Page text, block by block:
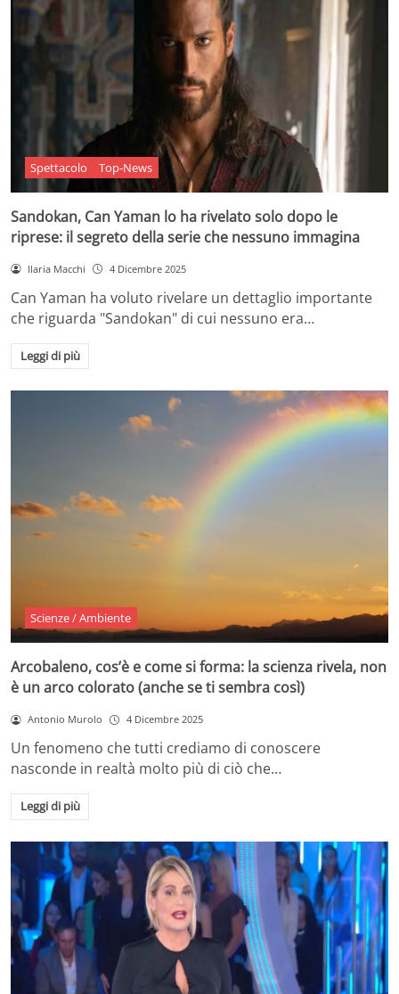
Spettacolo Top-News
Sandokan, Can Yaman lo ha rivelato solo dopo le
riprese: il segreto della serie che nessuno immagina
Ilaria Macchi 4 Dicembre 2025
Can Yaman ha voluto rivelare un dettaglio importante
che riguarda "Sandokan" di cui nessuno era…
Leggi di più
Scienze / Ambiente
Arcobaleno, cos’è e come si forma: la scienza rivela, non
è un arco colorato (anche se ti sembra così)
Antonio Murolo 4 Dicembre 2025
Un fenomeno che tutti crediamo di conoscere
nasconde in realtà molto più di ciò che…
Leggi di più